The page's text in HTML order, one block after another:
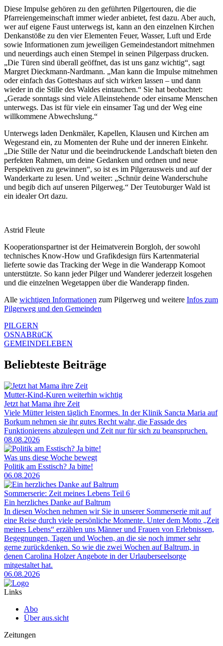
Diese Impulse gehören zu den geführten Pilgertouren, die die
Pfarreiengemeinschaft immer wieder anbietet, fest dazu. Aber auch,
wer auf eigene Faust unterwegs ist, kann an den einzelnen Kirchen
Denkanstöße zu den vier Elementen Feuer, Wasser, Luft und Erde
sowie Informationen zum jeweiligen Gemeindestandort mitnehmen
und neuerdings auch einen Stempel in seinen Pilgerpass drucken.
„Die Türen sind überall geöffnet, das ist uns ganz wichtig“, sagt
Margret Dieckmann-Nardmann. „Man kann die Impulse mitnehmen
oder einfach das Gotteshaus auf sich wirken lassen – und dann
wieder in die Stille des Waldes eintauchen.“ Sie hat beobachtet:
„Gerade sonntags sind viele Alleinstehende oder einsame Menschen
unterwegs. Das ist für viele ein einsamer Tag und der Weg eine
willkommene Abwechslung.“
Unterwegs laden Denkmäler, Kapellen, Klausen und Kirchen am
Wegesrand ein, zu Momenten der Ruhe und der inneren Einkehr.
„Die Stille der Natur und die beeindruckende Landschaft bieten den
perfekten Rahmen, um deine Gedanken und ordnen und neue
Perspektiven zu gewinnen“, so ist es im Pilgerausweis und auf der
Wanderkarte zu lesen. Und weiter: „Schnür deine Wanderschuhe
und begib dich auf unseren Pilgerweg.“ Der Teutoburger Wald ist
ein idealer Ort dazu.
Astrid Fleute
Kooperationspartner ist der Heimatverein Borgloh, der sowohl
technisches Know-How und Grafikdesign fürs Kartenmaterial
lieferte sowie das Tracking der Wege in die Wanderapp Komoot
unterstützte. So kann jeder Pilger und Wanderer jederzeit losgehen
und die einzelnen Wegetappen über die Wanderapp finden.
Alle wichtigen Informationen zum Pilgerweg und weitere Infos zum
Pilgerweg und den Gemeinden
PILGERN
OSNABRüCK
GEMEINDELEBEN
Beliebteste Beiträge
Mutter-Kind-Kuren weiterhin wichtig
Jetzt hat Mama ihre Zeit
Viele Mütter leisten täglich Enormes. In der Klinik Sancta Maria auf
Borkum nehmen sie ihr gutes Recht wahr, die Fassade des
Funktionierens abzulegen und Zeit nur für sich zu beanspruchen.
08.08.2026
Was uns diese Woche bewegt
Politik am Esstisch? Ja bitte!
06.08.2026
Sommerserie: Zeit meines Lebens Teil 6
Ein herzliches Danke auf Baltrum
In diesen Wochen nehmen wir Sie in unserer Sommerserie mit auf
eine Reise durch viele persönliche Momente. Unter dem Motto „Zeit
meines Lebens“ erzählen uns Männer und Frauen von Erlebnissen,
Begegnungen, Tagen und Wochen, an die sie noch immer sehr
gerne zurückdenken. So wie die zwei Wochen auf Baltrum, in
denen Carolina Holzer Angebote in der Urlauberseelsorge
mitgestaltet hat.
06.08.2026
Links
Abo
Über aus.sicht
Zeitungen